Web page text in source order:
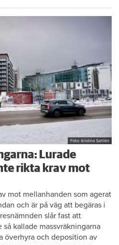
Foto: Kristina Sahlén
Lurade
rikta krav mot
mot mellanhanden som agerat
och är på väg att begäras i
slår fast att
kallade massvräkningarna
överhyra och deposition av